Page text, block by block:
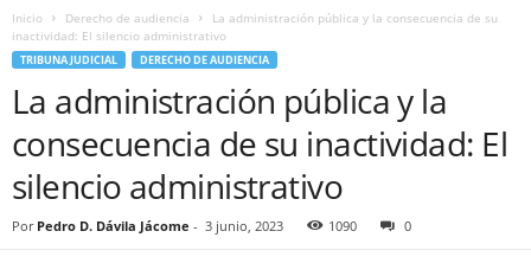
Inicio Derecho de audiencia
La administración pública y la consecuencia de su
inactividad: El silencio administrativo
TRIBUNA JUDICIAL DERECHO DE AUDIENCIA
La administración pública y la
consecuencia de su inactividad: El
silencio administrativo
Por Pedro D. Dávila Jácome - 3 junio, 2023 1090 0